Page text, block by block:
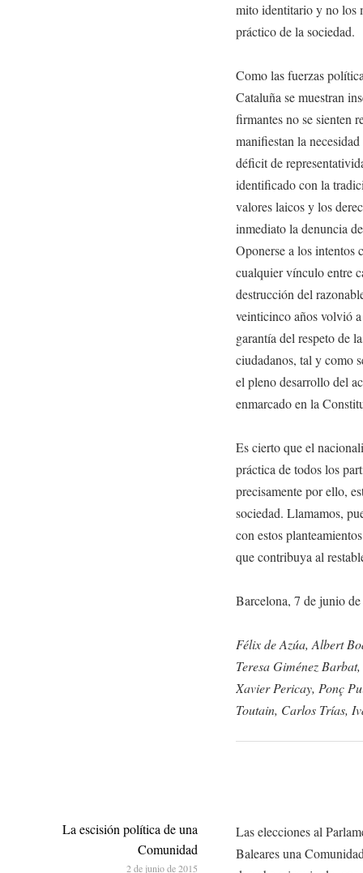
mito identitario y no los
práctico de la sociedad.
Como las fuerzas
Cataluña se muestran
firmantes no se sienten
manifiestan la
déficit de
identificado con la
valores laicos y los
inmediato la denuncia
Oponerse a los intentos
cualquier vínculo entre
destrucción del
veinticinco años volvió
garantía del respeto de
ciudadanos, tal y como
el pleno desarrollo del
enmarcado en la
Es cierto que el
práctica de todos los
precisamente por ello,
sociedad. Llamamos,
con estos
que contribuya al
Barcelona, 7 de junio
Félix de Azúa, Albert
Teresa Giménez
Xavier Pericay, Ponç
Toutain, Carlos Trías,
Las elecciones al
Baleares una
La escisión política de una
Comunidad
2 de junio de 2015